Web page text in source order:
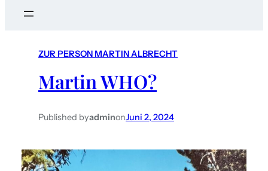
ZUR PERSON MARTIN ALBRECHT
Martin WHO?
Published byadminonJuni 2, 2024